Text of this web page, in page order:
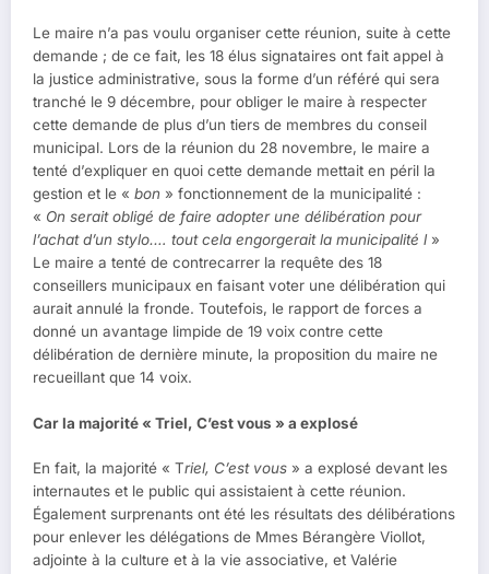
Le maire n’a pas voulu organiser cette réunion, suite à cette
demande ; de ce fait, les 18 élus signataires ont fait appel à
la justice administrative, sous la forme d’un référé qui sera
tranché le 9 décembre, pour obliger le maire à respecter
cette demande de plus d’un tiers de membres du conseil
municipal. Lors de la réunion du 28 novembre, le maire a
tenté d’expliquer en quoi cette demande mettait en péril la
gestion et le « bon » fonctionnement de la municipalité :
« On serait obligé de faire adopter une délibération pour
l’achat d’un stylo.… tout cela engorgerait la municipalité l»
Le maire a tenté de contrecarrer la requête des 18
conseillers municipaux en faisant voter une délibération qui
aurait annulé la fronde. Toutefois, le rapport de forces a
donné un avantage limpide de 19 voix contre cette
délibération de dernière minute, la proposition du maire ne
recueillant que 14 voix.
Car la majorité « Triel, C’est vous » a explosé
En fait, la majorité « Triel, C’est vous » a explosé devant les
internautes et le public qui assistaient à cette réunion.
Également surprenants ont été les résultats des délibérations
pour enlever les délégations de Mmes Bérangère Viollot,
adjointe à la culture et à la vie associative, et Valérie